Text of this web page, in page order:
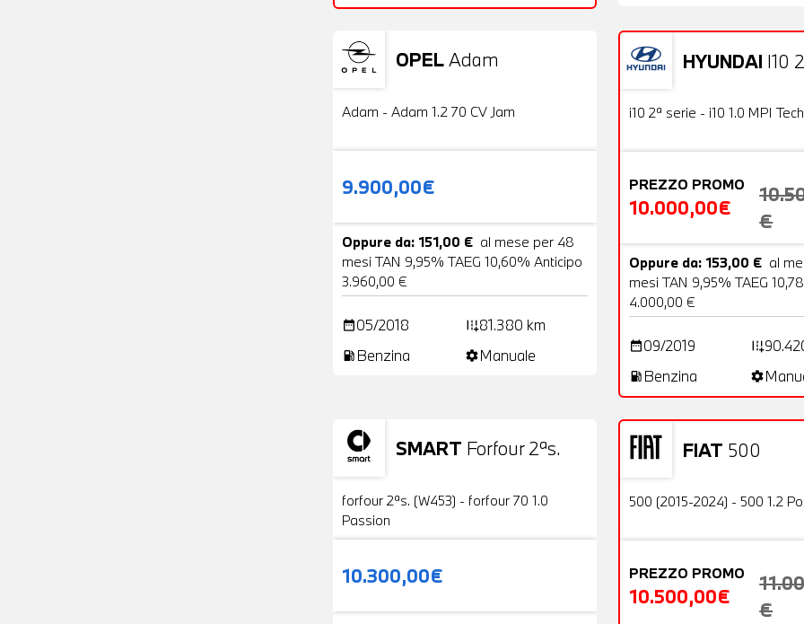
OPELAdam
Usato
Adam - Adam 1.2 70 CV Jam
9.900,00€
Oppure da: 151,00 € al mese per 48
mesi TAN 9,95% TAEG 10,60% Anticipo
3.960,00 €
date_range05/2018 add_road81.380 km
local_gas_station Benzina settingsManuale
HYUNDAI I10
OFFERTA
Usato
i10 2ª serie - i10 1.0 MPI Tech
PREZZO PROMO
10.000,00€
€
Oppure da: 153,00 € al
mesi TAN 9,95% TAEG
4.000,00 €
date_range09/2019 add_road
local_gas_station Benzina settings
SMART Forfour 2ªs.
Usato 19 Foto
forfour 2ªs. (W453) - forfour 70 1.0
Passion
10.300,00€
FIAT 500
OFFERTA
Usato
500 (2015-2024) - 500 1.2
PREZZO PROMO
10.500,00€
€